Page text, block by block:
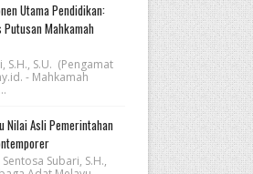
Utama Pendidikan:
Mahkamah
S.H., S.U. (Pengamat
- Mahkamah
Nilai Asli Pemerintahan
Subari, S.H.,